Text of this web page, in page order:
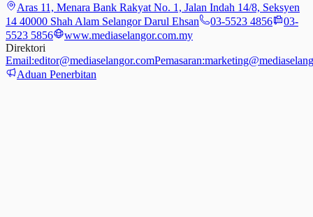
Aras 11, Menara Bank Rakyat No. 1, Jalan Indah 14/8, Seksyen
14 40000 Shah Alam Selangor Darul Ehsan
03-5523 4856
03-
5523 5856
www.mediaselangor.com.my
Direktori
Email:editor@mediaselangor.comPemasaran:
Aduan Penerbitan